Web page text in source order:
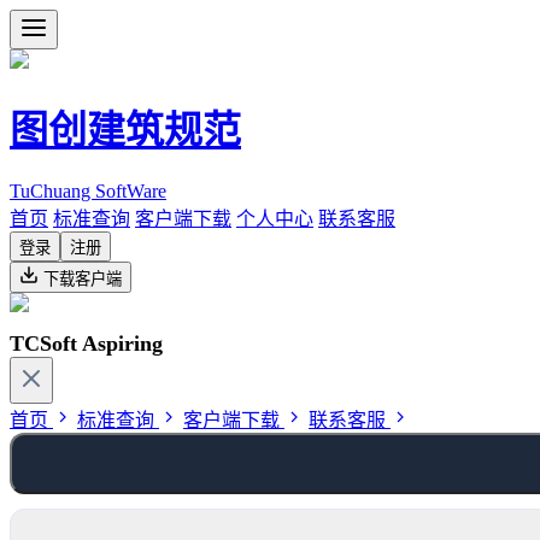
图创建筑规范
TuChuang SoftWare
首页 标准查询 客户端下载 个人中心 联系客服
登录
注册
下载客户端
TCSoft Aspiring
首页 标准查询 客户端下载 联系客服